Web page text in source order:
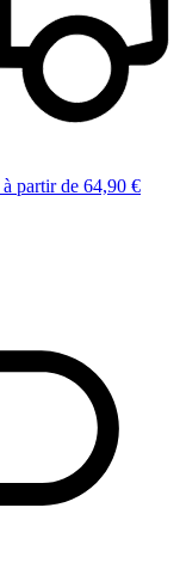
à partir de 64,90 €